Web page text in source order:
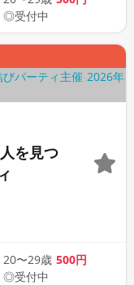
◎受付中
を見つ
20〜29歳 500円
◎受付中